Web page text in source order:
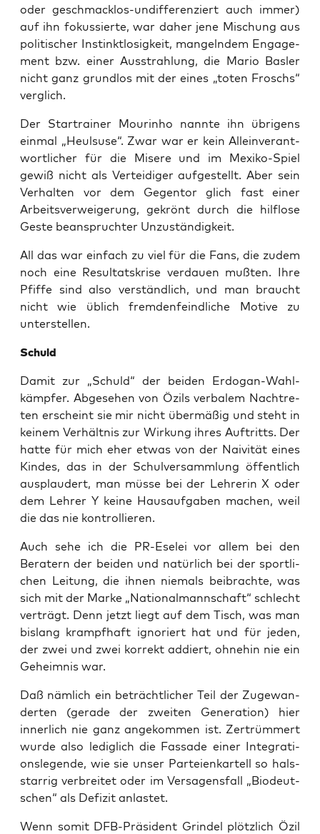
oder geschmack­los-undif­fe­ren­ziert auch immer)
auf ihn fokus­sier­te, war daher jene Mischung aus
poli­ti­scher Instinkt­lo­sig­keit, man­geln­dem Enga­ge­
ment bzw. einer Aus­strah­lung, die Mario Bas­ler
nicht ganz grund­los mit der eines „toten Froschs“
verglich.
Der Star­trai­ner Mour­in­ho nann­te ihn übri­gens
ein­mal „Heul­su­se“. Zwar war er kein Allein­ver­ant­
wort­li­cher für die Mise­re und im Mexi­ko-Spiel
gewiß nicht als Ver­tei­di­ger auf­ge­stellt. Aber sein
Ver­hal­ten vor dem Gegen­tor glich fast einer
Arbeits­ver­wei­ge­rung, gekrönt durch die hilf­lo­se
Ges­te bean­spruch­ter Unzuständigkeit.
All das war ein­fach zu viel für die Fans, die zudem
noch eine Resul­tats­kri­se ver­dau­en muß­ten. Ihre
Pfif­fe sind also ver­ständ­lich, und man braucht
nicht wie üblich frem­den­feind­li­che Moti­ve zu
unterstellen.
Schuld
Damit zur „Schuld“ der bei­den Erdo­gan-Wahl­
kämp­fer. Abge­se­hen von Özils ver­ba­lem Nach­tre­
ten erscheint sie mir nicht über­mä­ßig und steht in
kei­nem Ver­hält­nis zur Wir­kung ihres Auf­tritts. Der
hat­te für mich eher etwas von der Nai­vi­tät eines
Kin­des, das in der Schul­ver­samm­lung öffent­lich
aus­plau­dert, man müs­se bei der Leh­re­rin X oder
dem Leh­rer Y kei­ne Haus­auf­ga­ben machen, weil
die das nie kontrollieren.
Auch sehe ich die PR-Ese­lei vor allem bei den
Bera­tern der bei­den und natür­lich bei der sport­li­
chen Lei­tung, die ihnen nie­mals bei­brach­te, was
sich mit der Mar­ke „Natio­nal­mann­schaft“ schlecht
ver­trägt. Denn jetzt liegt auf dem Tisch, was man
bis­lang krampf­haft igno­riert hat und für jeden,
der zwei und zwei kor­rekt addiert, ohne­hin nie ein
Geheim­nis war.
Daß näm­lich ein beträcht­li­cher Teil der Zuge­wan­
der­ten (gera­de der zwei­ten Gene­ra­ti­on) hier
inner­lich nie ganz ange­kom­men ist. Zer­trüm­mert
wur­de also ledig­lich die Fas­sa­de einer Inte­gra­ti­
ons­le­gen­de, wie sie unser Par­tei­en­kar­tell so hals­
star­rig ver­brei­tet oder im Ver­sa­gens­fall „Bio­deut­
schen“ als Defi­zit anlastet.
Wenn somit DFB-Prä­si­dent Grin­del plötz­lich Özil